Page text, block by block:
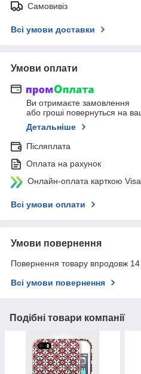
Самовивіз
Всі умови доставки
Умови оплати
Ви отримаєте замовлення
або гроші повернуться на
Детальніше
Післяплата
Оплата на рахунок
Онлайн-оплата карткою
Всі умови оплати
Умови повернення
Повернення товару впродовж 14
Всі умови повернення
Подібні товари компанії